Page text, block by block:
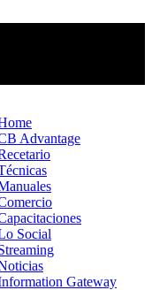
Advantage
Social
Gateway